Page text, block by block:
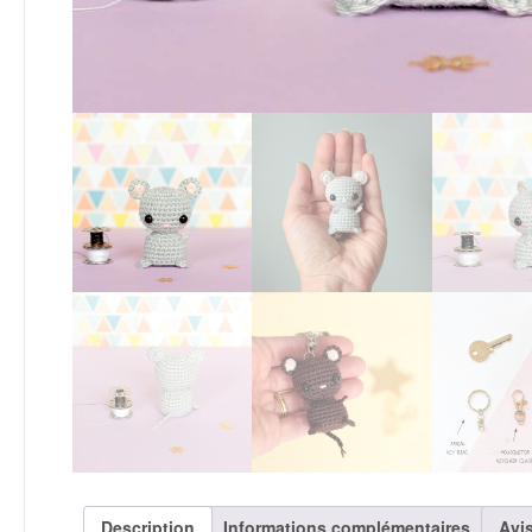
Description Informations complémentaires